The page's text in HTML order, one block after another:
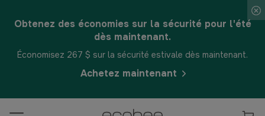
Obtenez des économies sur la sécurité pour l'été
dès maintenant.
Économisez 267 $ sur la sécurité estivale dès maintenant.
Achetez maintenant